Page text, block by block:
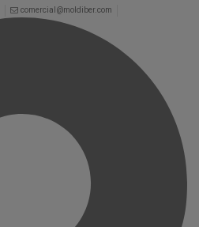
comercial@moldiber.com